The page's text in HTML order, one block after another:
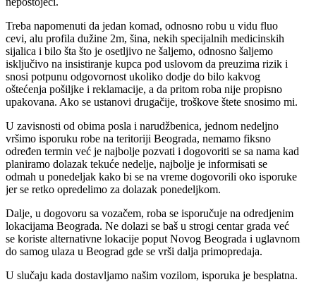
Treba napomenuti da jedan komad, odnosno robu u vidu fluo
cevi, alu profila dužine 2m, šina, nekih specijalnih medicinskih
sijalica i bilo šta što je osetljivo ne šaljemo, odnosno šaljemo
isključivo na insistiranje kupca pod uslovom da preuzima rizik i
snosi potpunu odgovornost ukoliko dodje do bilo kakvog
oštećenja pošiljke i reklamacije, a da pritom roba nije propisno
upakovana. Ako se ustanovi drugačije, troškove štete snosimo mi.
U zavisnosti od obima posla i narudžbenica, jednom nedeljno
vršimo isporuku robe na teritoriji Beograda, nemamo fiksno
određen termin već je najbolje pozvati i dogovoriti se sa nama kad
planiramo dolazak tekuće nedelje, najbolje je informisati se
odmah u ponedeljak kako bi se na vreme dogovorili oko isporuke
jer se retko opredelimo za dolazak ponedeljkom.
Dalje, u dogovoru sa vozačem, roba se isporučuje na odredjenim
lokacijama Beograda. Ne dolazi se baš u strogi centar grada već
se koriste alternativne lokacije poput Novog Beograda i uglavnom
do samog ulaza u Beograd gde se vrši dalja primopredaja.
U slučaju kada dostavljamo našim vozilom, isporuka je besplatna.